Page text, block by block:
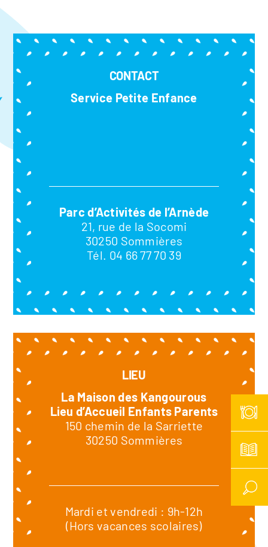
CONTACT
Service Petite Enfance
Parc d’Activités de l’Arnède
21, rue de la Socomi
30250 Sommières
Tél. 04 66 77 70 39
LIEU
La Maison des Kangourous
Lieu d’Accueil Enfants Parents
150 chemin de la Sarriette
30250 Sommières
Mardi et vendredi : 9h-12h
(Hors vacances scolaires)